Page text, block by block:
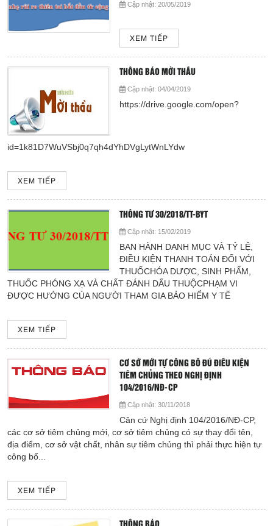
Cập nhật: 20/05/2019
XEM TIẾP
THÔNG BÁO MỜI THẦU
Cập nhật: 04/04/2019
https://drive.google.com/open?
id=1k81D7WuVSbj0q7qh4dYhDVgLytWnLYdw
XEM TIẾP
THÔNG TƯ 30/2018/TT-BYT
Cập nhật: 15/02/2019
BAN HÀNH DANH MỤC VÀ TỶ LỆ,
ĐIỀU KIỆN THANH TOÁN ĐỐI VỚI
THUỐCHÓA DƯỢC, SINH PHẨM,
THUỐC PHÓNG XẠ VÀ CHẤT ĐÁNH DẤU THUỘCPHẠM VI
ĐƯỢC HƯỞNG CỦA NGƯỜI THAM GIA BẢO HIỂM Y TẾ
XEM TIẾP
CƠ SỞ MỚI TỰ CÔNG BỐ ĐỦ ĐIỀU KIỆN
TIÊM CHỦNG THEO NGHỊ ĐỊNH
104/2016/NĐ-CP
Cập nhật: 30/11/2018
Căn cứ Nghị định 104/2016/NĐ-CP,
các cơ sở tiêm chủng mới, cơ sở tiêm chủng có sự thay đổi tên,
địa điểm, cơ sở vật chất, nhân sự tiêm chủng thì phải thực hiện tự
công bố...
XEM TIẾP
(08) 3710 1445
support@bvdkhocmon.com
COPYRIGHT 2015. ALL RIGHTS RESERVED